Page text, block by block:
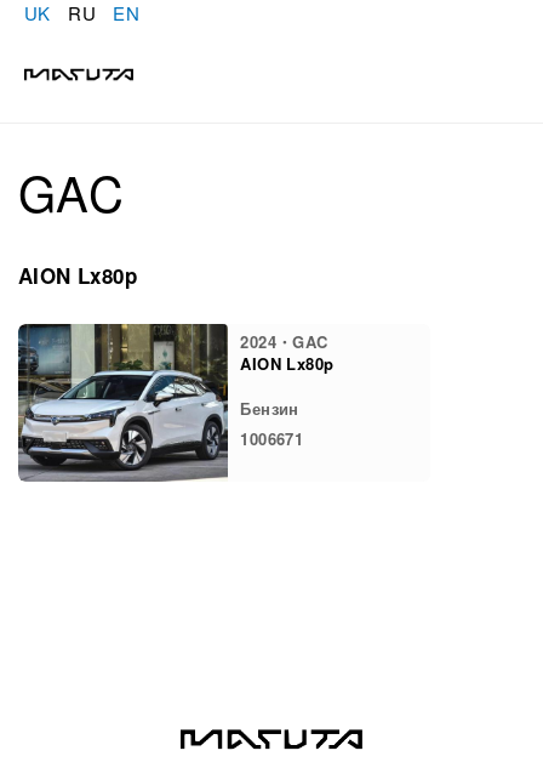
UK RU EN
GAC
AION Lx80p
2024・GAC
AION Lx80p
Бензин
1006671